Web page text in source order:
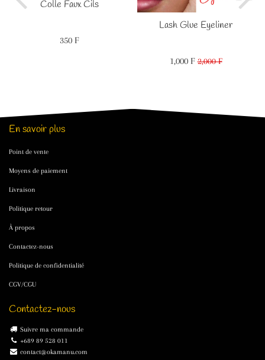
Colle Faux Cils
Prix
350 F350
Lash Glue Eyeliner
Prix
1,000 F 1,000
Prix
2,000 F2,000
En savoir plus
Point de vente
Moyens de paiement
Livraison
Politique retour
À propos
Contactez-nous
Politique de confidentialité
CGV/CGU
Contactez-nous
Suivre ma commande
+689 89 528 011
contact@okamanu.com